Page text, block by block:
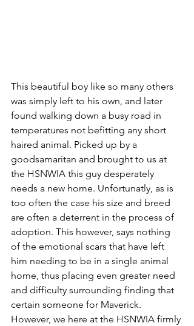
This beautiful boy like so many others
was simply left to his own, and later
found walking down a busy road in
temperatures not befitting any short
haired animal. Picked up by a
goodsamaritan and brought to us at
the HSNWIA this guy desperately
needs a new home. Unfortunatly, as is
too often the case his size and breed
are often a deterrent in the process of
adoption. This however, says nothing
of the emotional scars that have left
him needing to be in a single animal
home, thus placing even greater need
and difficulty surrounding finding that
certain someone for Maverick.
However, we here at the HSNWIA firmly